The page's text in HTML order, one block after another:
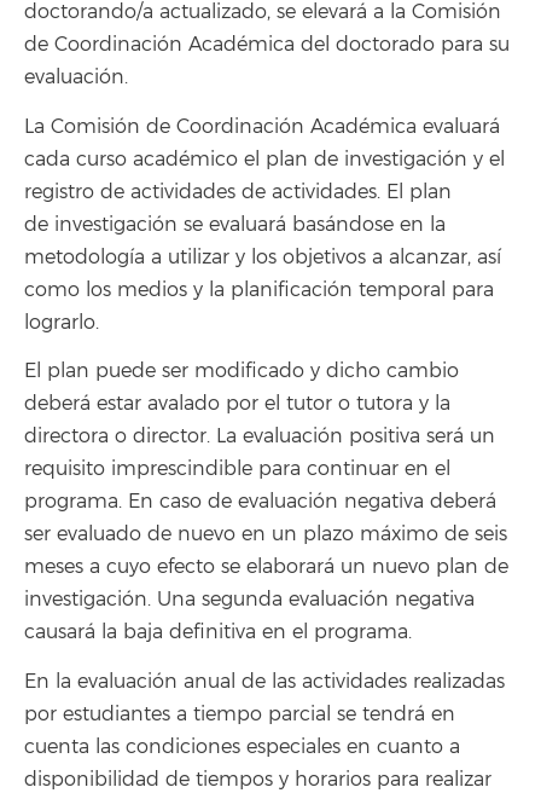
doctorando/a actualizado, se elevará a la Comisión
de Coordinación Académica del doctorado para su
evaluación.
La Comisión de Coordinación Académica evaluará
cada curso académico el plan de investigación y el
registro de actividades de actividades. El plan
de investigación se evaluará basándose en la
metodología a utilizar y los objetivos a alcanzar, así
como los medios y la planificación temporal para
lograrlo.
El plan puede ser modificado y dicho cambio
deberá estar avalado por el tutor o tutora y la
directora o director. La evaluación positiva será un
requisito imprescindible para continuar en el
programa. En caso de evaluación negativa deberá
ser evaluado de nuevo en un plazo máximo de seis
meses a cuyo efecto se elaborará un nuevo plan de
investigación. Una segunda evaluación negativa
causará la baja definitiva en el programa.
En la evaluación anual de las actividades realizadas
por estudiantes a tiempo parcial se tendrá en
cuenta las condiciones especiales en cuanto a
disponibilidad de tiempos y horarios para realizar